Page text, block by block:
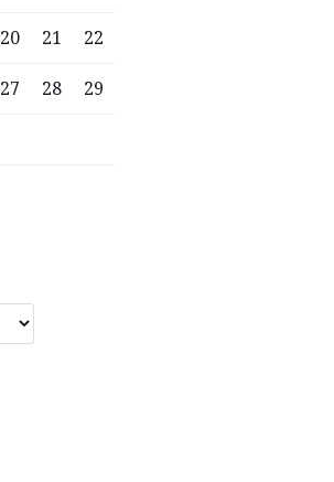
20 21 22
27 28 29